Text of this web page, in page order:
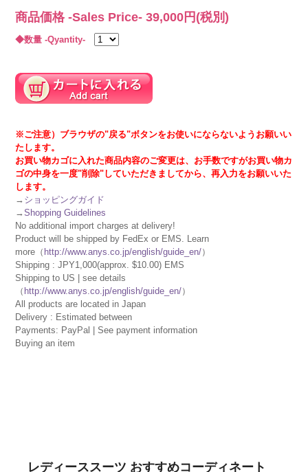
商品価格 -Sales Price-39,000 円(税別)
◆数量 -Qyantity-
※ご注意）ブラウザの"戻る"ボタンをお使いにならないようお願いい
たします。
お買い物カゴに入れた商品内容のご変更は、お手数ですがお買い物カ
ゴの中身を一度"削除"していただきましてから、再入力をお願いいた
します。
→ ショッピングガイド
→Shopping Guidelines
No additional import charges at delivery!
Product will be shipped by FedEx or EMS. Learn
more（ http://www.anys.co.jp/english/guide_en/）
Shipping : JPY1,000(approx. $10.00) EMS
Shipping to US | see details
（ http://www.anys.co.jp/english/guide_en/）
All products are located in Japan
Delivery : Estimated between
Payments: PayPal | See payment information
Buying an item
レディーススーツ おすすめコーディネート